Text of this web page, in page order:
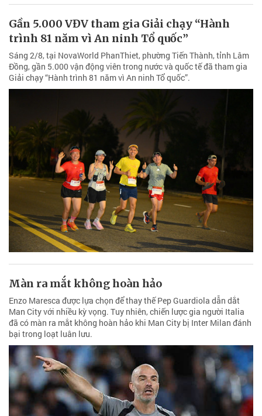
Gần 5.000 VĐV tham gia Giải chạy “Hành
trình 81 năm vì An ninh Tổ quốc”
Sáng 2/8, tại NovaWorld PhanThiet, phường Tiến Thành, tỉnh Lâm
Đồng, gần 5.000 vận động viên trong nước và quốc tế đã tham gia
Giải chạy “Hành trình 81 năm vì An ninh Tổ quốc”.
Màn ra mắt không hoàn hảo
Enzo Maresca được lựa chọn để thay thế Pep Guardiola dẫn dắt
Man City với nhiều kỳ vọng. Tuy nhiên, chiến lược gia người Italia
đã có màn ra mắt không hoàn hảo khi Man City bị Inter Milan đánh
bại trong loạt luân lưu.